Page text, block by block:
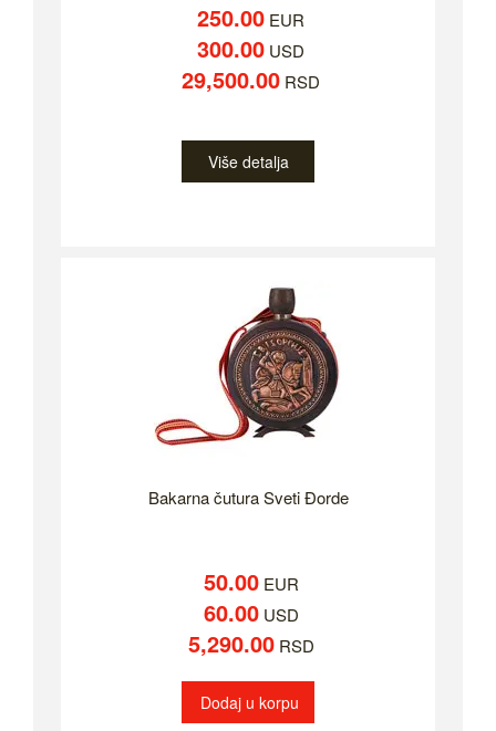
250.00 EUR
300.00 USD
29,500.00 RSD
Više detalja
Bakarna čutura Sveti Đorde
50.00EUR
60.00USD
5,290.00RSD
Dodaj u korpu